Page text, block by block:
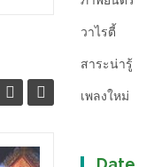
วาไรตี้
สาระน่ารู้
เพลงใหม่